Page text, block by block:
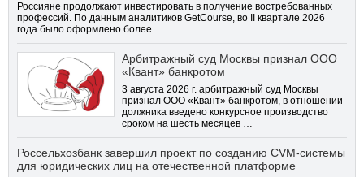
Россияне продолжают инвестировать в получение востребованных
профессий. По данным аналитиков GetCourse, во II квартале 2026
года было оформлено более …
Арбитражный суд Москвы признал ООО
«Квант» банкротом
3 августа 2026 г. арбитражный суд Москвы
признал ООО «Квант» банкротом, в отношении
должника введено конкурсное производство
сроком на шесть месяцев …
Россельхозбанк завершил проект по созданию CVM-системы
для юридических лиц на отечественной платформе